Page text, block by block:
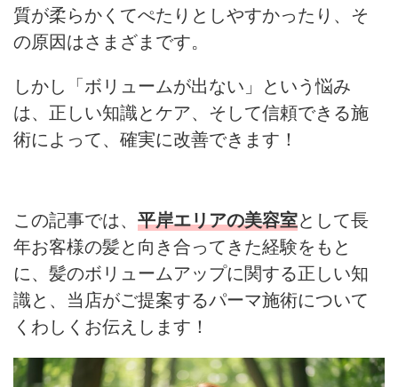
質が柔らかくてぺたりとしやすかったり、そ
の原因はさまざまです。
しかし「ボリュームが出ない」という悩み
は、正しい知識とケア、そして信頼できる施
術によって、確実に改善できます！
この記事では、 平岸エリアの美容室として長
年お客様の髪と向き合ってきた経験をもと
に、髪のボリュームアップに関する正しい知
識と、当店がご提案するパーマ施術について
くわしくお伝えします！